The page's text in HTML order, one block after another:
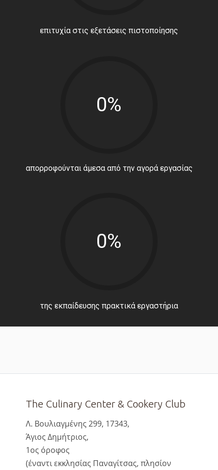
επιτυχία στις εξετάσεις πιστοποίησης
0%
απορροφούνται άμεσα από την αγορά εργασίας
0%
της εκπαίδευσης πρακτικά εργαστήρια
The Culinary Center & Cookery Club
Λ. Βουλιαγμένης 299, 17343,
Άγιος Δημήτριος,
1ος όροφος
(έναντι εκκλησίας Παναγίτσας, πλησίον